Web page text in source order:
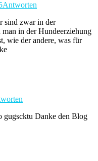
Antworten
sind zwar in der
in der Hundeerziehung
wie der andere, was für
gugscktu Danke den Blog